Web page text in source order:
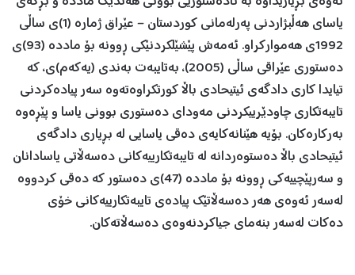
یاسای هەڵبژاردنی پەرلەمانی كوردستان – عێراق ژمارە (1)ی ساڵی
1992ی هەمواركراو. ئەمەش پێشێلكردنێكی ڕوونە بۆ ماددە (93)ی
دەستوری عێراقی ساڵی (2005)، بەتایبەت بەندی (یەكەم)ی، كە
تیایدا كاری دادگەی ئیتیحادی باڵا كورتكراوەتەوە سەر پیادەكردنی
تایبەتكاری چاودێرییكردنی مەودای دەستوری بوونی یاسا و پێڕەوە
بەركارەكان. بۆیە هێنانەكایەی دەقی یاسایی لە بڕیاری دادگەی
ئیتیحادی باڵا دەستوەردانە لە تایبەتكارییەكانی دەسەڵاتی یاسادانان
و سەرپێچییەكی ڕوونە بۆ ماددە (47)ی دەستور كە دەقی كردووە
لەسەر ئەوەی هەر دەسەڵاتێك پیادەی تایبەتكارییەكانی خۆی
دەكات لەسەر بنەمای جیاكردنەوەی دەسەڵاتەكان.